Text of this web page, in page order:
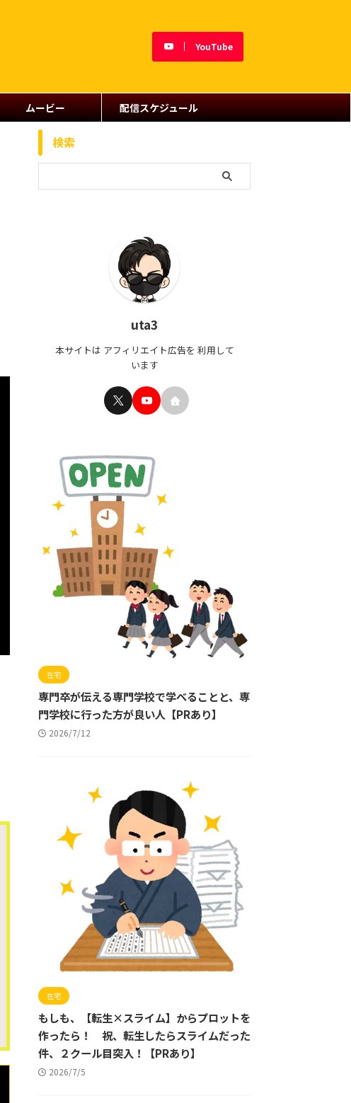
YouTube
ムービー 配信スケジュール
検索
uta3
本サイトは アフィリエイト広告を 利用して
います
在宅
専門卒が伝える専門学校で学べることと、専
門学校に行った方が良い人【PRあり】
2026/7/12
在宅
もしも、【転生×スライム】からプロットを
作ったら！ 祝、転生したらスライムだった
件、２クール目突入！【PRあり】
2026/7/5